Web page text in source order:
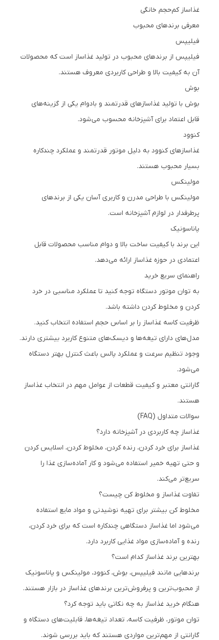
غذاساز کم‌حجم خانگی
معرفی برندهای محبوب
فیلیپس
فیلیپس از برندهای محبوب در تولید غذاساز است که محصولات
آن به کیفیت بالا و طراحی کاربردی معروف هستند.
بوش
بوش با تولید غذاسازهای قدرتمند و بادوام یکی از گزینه‌های
قابل اعتماد برای آشپزخانه محسوب می‌شود.
کنوود
غذاسازهای کنوود به دلیل موتور قدرتمند و عملکرد چندکاره
بسیار محبوب هستند.
مولینکس
مولینکس با طراحی مدرن و کاربری آسان یکی از برندهای
پرطرفدار در لوازم آشپزخانه است.
پاناسونیک
این برند با کیفیت ساخت بالا و دوام مناسب محصولات قابل
اعتمادی در حوزه غذاساز ارائه می‌دهد.
راهنمای سریع خرید
به توان موتور دستگاه توجه کنید تا عملکرد مناسبی در خرد
کردن و مخلوط کردن داشته باشد.
ظرفیت کاسه غذاساز را بر اساس حجم استفاده انتخاب کنید.
مدل‌های دارای تیغه‌ها و دیسک‌های متنوع کاربرد بیشتری دارند.
وجود تنظیم سرعت و عملکرد پالس باعث کنترل بهتر دستگاه
می‌شود.
گارانتی معتبر و کیفیت قطعات از عوامل مهم در انتخاب غذاساز
هستند.
سوالات متداول (FAQ)
غذاساز چه کاربردی در آشپزخانه دارد؟
غذاساز برای خرد کردن، رنده کردن، مخلوط کردن، اسلایس کردن
و حتی تهیه خمیر استفاده می‌شود و کار آماده‌سازی غذا را
سریع‌تر می‌کند.
تفاوت غذاساز و مخلوط کن چیست؟
مخلوط کن بیشتر برای تهیه نوشیدنی و مواد مایع استفاده
می‌شود اما غذاساز دستگاهی چندکاره است که برای خرد کردن،
رنده و آماده‌سازی مواد غذایی کاربرد دارد.
بهترین برند غذاساز کدام است؟
برندهایی مانند فیلیپس، بوش، کنوود، مولینکس و پاناسونیک
از محبوب‌ترین و پرفروش‌ترین برندهای غذاساز در بازار هستند.
هنگام خرید غذاساز به چه نکاتی باید توجه کرد؟
توان موتور، ظرفیت کاسه، تعداد تیغه‌ها، قابلیت‌های دستگاه و
گارانتی از مهم‌ترین مواردی هستند که باید بررسی شوند.